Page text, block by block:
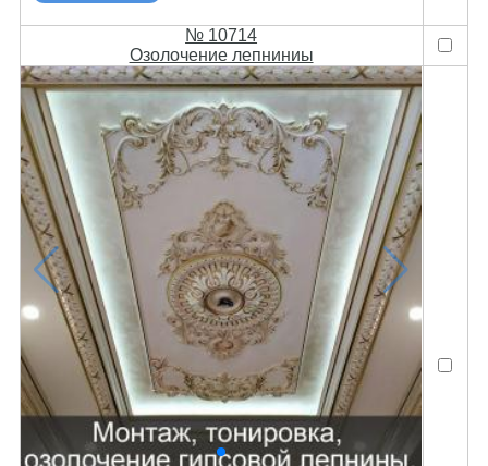
№ 10714
Озолочение лепниниы